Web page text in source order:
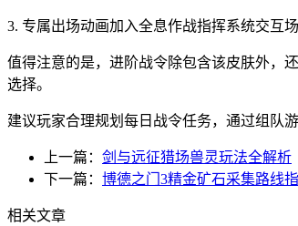
3. 专属出场动画加入全息作战指挥系统交互
值得注意的是，进阶战令除包含该皮肤外，
选择。
建议玩家合理规划每日战令任务，通过组队
上一篇： 剑与远征猎场兽灵玩法全解析
下一篇： 博德之门3精金矿石采集路线
相关文章